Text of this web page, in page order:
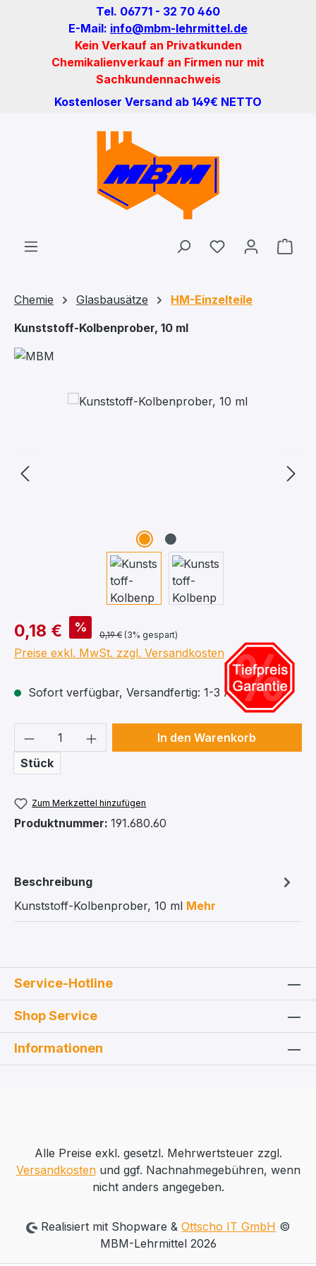
Zum Hauptinhalt springenTel. 06771 - 32 70 460
E-Mail: info@mbm-lehrmittel.de
Kein Verkauf an Privatkunden
Chemikalienverkauf an Firmen nur mit
Sachkundennachweis
Kostenloser Versand ab 149€ NETTO
Du hast 0
Chemie Glasbausätze
HM-Einzelteile
Kunststoff-Kolbenprober, 10 ml
Bildergalerie überspringen
0,18 € %
0,19 € (3% gespart)
Preise exkl. MwSt. zzgl. Versandkosten
Sofort verfügbar, Versandfertig: 1-3 Arbeitstage
Produkt Anzahl: Gib den
Stück
In den Warenkorb
Zum Merkzettel hinzufügen
Produktnummer: 191.680.60
Beschreibung
Kunststoff-Kolbenprober, 10 ml Mehr
Service-Hotline
Shop Service
Informationen
Alle Preise exkl. gesetzl. Mehrwertsteuer zzgl.
Versandkostenund ggf. Nachnahmegebühren, wenn
nicht anders angegeben.
Realisiert mit Shopware &Ottscho IT GmbH ©
MBM-Lehrmittel 2026